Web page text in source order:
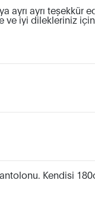
ayrı ayrı teşekkür
ve iyi dilekleriniz
Kendisi